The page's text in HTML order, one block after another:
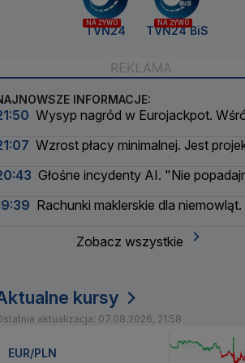
NA ŻYWO
TVN24
NA ŻYWO
TVN24 BiS
INFORMACJE:
Wysyp nagród w Eurojackpot.
Wzrost płacy minimalnej. Jest
Głośne incydenty AI. "Nie
Rachunki maklerskie dla niemowląt.
Zobacz wszystkie
kursy
aktualizacja: 07.08.2026, 21:58
EUR/PLN